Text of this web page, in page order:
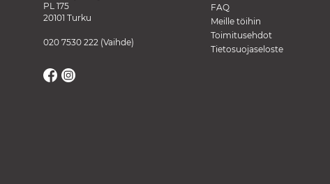
PL 175
20101 Turku
020 7530 222 (Vaihde)
FAQ
Meille töihin
Toimitusehdot
Tietosuojaseloste